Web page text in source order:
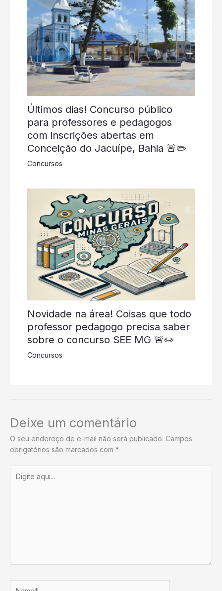
Últimos dias! Concurso público
para professores e pedagogos
com inscrições abertas em
Conceição do Jacuípe, Bahia 🚨✏️
Concursos
Novidade na área! Coisas que todo
professor pedagogo precisa saber
sobre o concurso SEE MG 🚨✏️
Concursos
Deixe um comentário
O seu endereço de e-mail não será publicado. Campos
obrigatórios são marcados com *
aqui...